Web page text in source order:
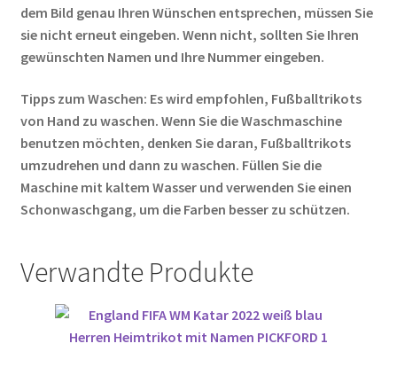
dem Bild genau Ihren Wünschen entsprechen, müssen Sie
sie nicht erneut eingeben. Wenn nicht, sollten Sie Ihren
gewünschten Namen und Ihre Nummer eingeben.
Tipps zum Waschen: Es wird empfohlen, Fußballtrikots
von Hand zu waschen. Wenn Sie die Waschmaschine
benutzen möchten, denken Sie daran, Fußballtrikots
umzudrehen und dann zu waschen. Füllen Sie die
Maschine mit kaltem Wasser und verwenden Sie einen
Schonwaschgang, um die Farben besser zu schützen.
Verwandte Produkte